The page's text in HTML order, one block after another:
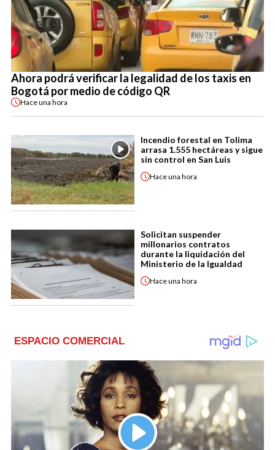
Ahora podrá verificar la legalidad de los taxis en
Bogotá por medio de código QR
Haceuna hora
Incendio forestal en Tolima
arrasa 1.555 hectáreas y sigue
sin control en San Luis
Haceuna hora
Solicitan suspender
millonarios contratos
durante la liquidación del
Ministerio de la Igualdad
Haceuna hora